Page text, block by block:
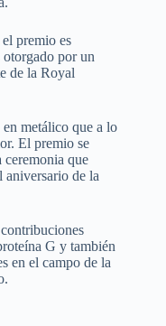
premio es
por un
de la Royal
metálico que a lo
El premio se
ceremonia que
aniversario de la
G y también
en el campo de la